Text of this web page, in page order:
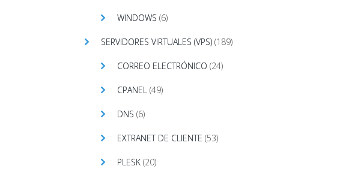
WINDOWS (6)
SERVIDORES VIRTUALES (VPS) (189)
CORREO ELECTRÓNICO (24)
CPANEL (49)
DNS (6)
EXTRANET DE CLIENTE (53)
PLESK (20)